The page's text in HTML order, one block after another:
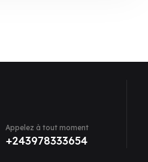
Appelez à tout moment
+243978333654